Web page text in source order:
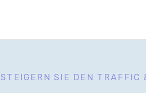
STEIGERN SIE DEN TRAFFIC